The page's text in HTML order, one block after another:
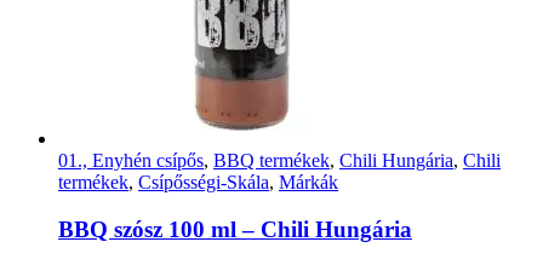
01., Enyhén csípős, BBQ termékek, Chili Hungária, Chili
termékek, Csípősségi-Skála, Márkák
BBQ szósz 100 ml – Chili Hungária